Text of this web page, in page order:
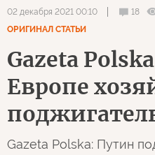
02 декабря 2021 00:10 18
ОРИГИНАЛ СТАТЬИ
Gazeta
Европе
Gazeta Polska: Путин